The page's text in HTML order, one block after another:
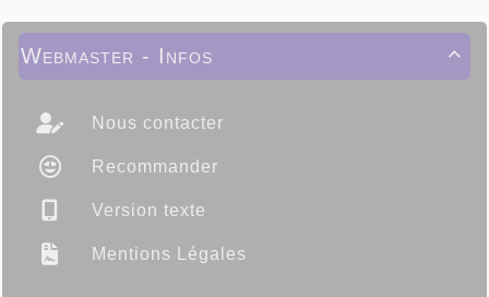

Webmaster - Infos
Nous contacter
Recommander
Version texte
Mentions Légales